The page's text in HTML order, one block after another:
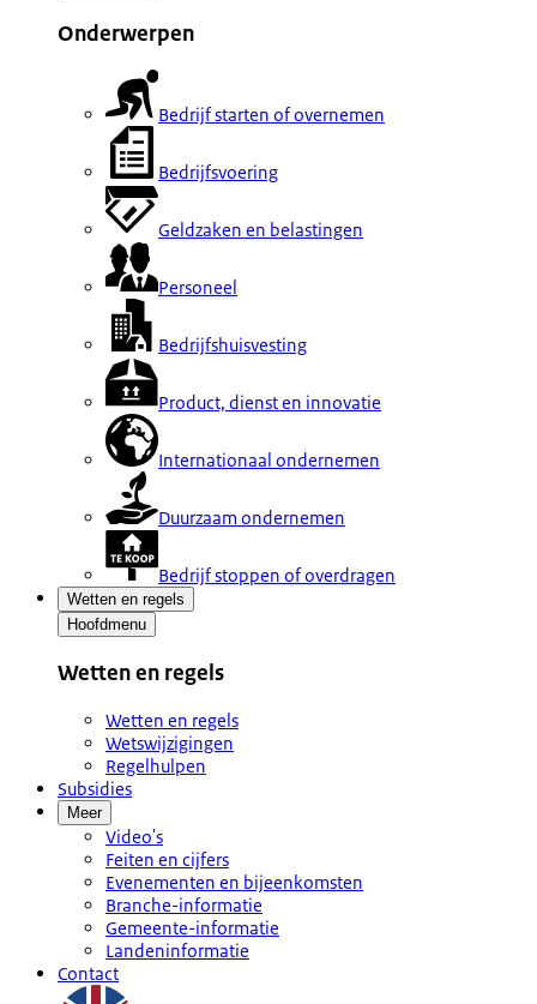
Onderwerpen
Bedrijf starten of overnemen
Bedrijfsvoering
Geldzaken en belastingen
Personeel
Bedrijfshuisvesting
Product, dienst en innovatie
Internationaal ondernemen
Duurzaam ondernemen
Bedrijf stoppen of overdragen
Wetten en regels
Hoofdmenu
Wetten en regels
Wetten en regels
Wetswijzigingen
Regelhulpen
Subsidies
Meer
Video's
Feiten en cijfers
Evenementen en bijeenkomsten
Branche-informatie
Gemeente-informatie
Landeninformatie
Contact